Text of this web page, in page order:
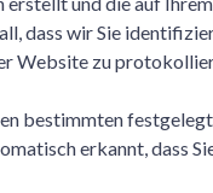
dass wir Sie
Website zu
bestimmten
erkannt, dass